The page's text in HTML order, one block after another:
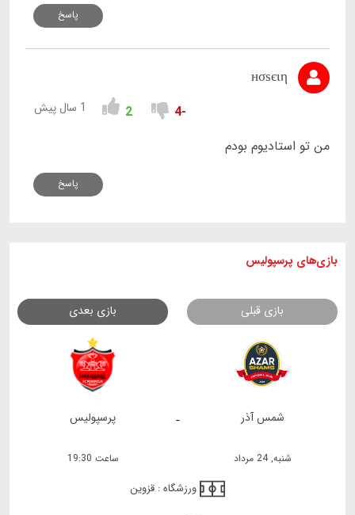
پاسخ
нσѕєιη
-4
2 1 سال پیش
من تو استادیوم بودم
پاسخ
بازی های پرسپولیس
بازی قبلی بازی بعدی
- شمس آذر پرسپولیس
شنبه, 24 مرداد ساعت 19:30
ورزشگاه : قزوین